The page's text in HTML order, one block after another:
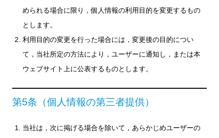
められる場合に限り，個人情報の利用目的を変更するもの
とします。
利用目的の変更を行った場合には，変更後の目的につい
て，当社所定の方法により，ユーザーに通知し，または本
ウェブサイト上に公表するものとします。
第5条（個人情報の第三者提供）
当社は，次に掲げる場合を除いて，あらかじめユーザーの